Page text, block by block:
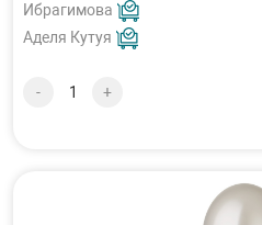
Ибрагимова
Аделя Кутуя
- +